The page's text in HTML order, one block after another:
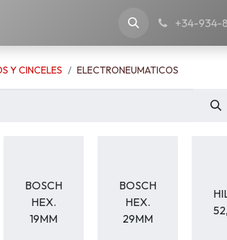
+34-934-
Y CINCELES ELECTRONEUMATICOS
BOSCH
HEX.
19MM
BOSCH
HEX.
29MM